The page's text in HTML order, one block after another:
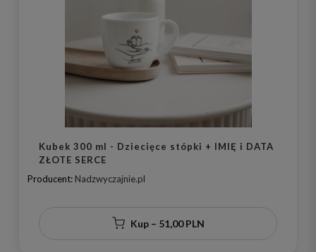
Kubek 300 ml - Dziecięce stópki + IMIĘ i DATA
ZŁOTE SERCE
Producent: Nadzwyczajnie.pl
Kup – 51,00 PLN